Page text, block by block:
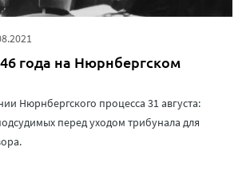
года на Нюрнбергском
Нюрнбергского процесса 31 августа:
перед уходом трибунала для